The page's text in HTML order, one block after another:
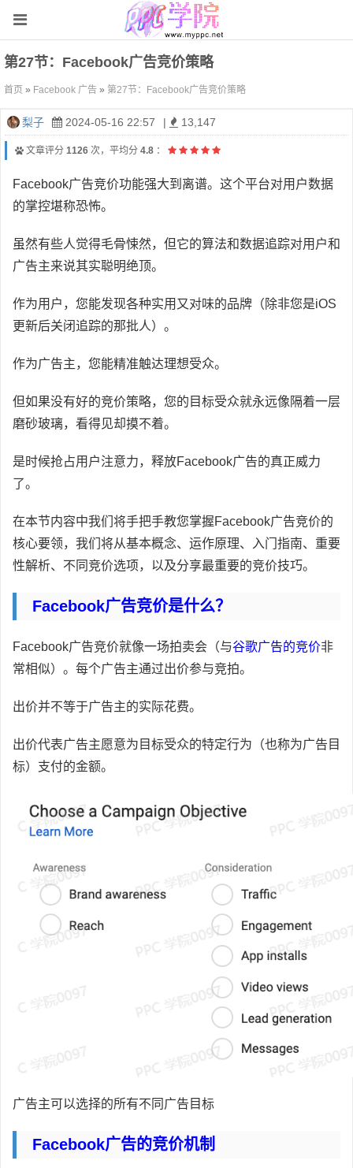
第27节：Facebook广告竞价策略
首页 » Facebook 广告 » 第27节：Facebook广告竞价策略
梨子 2024-05-16 22:57 | 13,147
文章评分 1126 次，平均分 4.8 ：
Facebook广告竞价功能强大到离谱。这个平台对用户数据
的掌控堪称恐怖。
虽然有些人觉得毛骨悚然，但它的算法和数据追踪对用户和
广告主来说其实聪明绝顶。
作为用户，您能发现各种实用又对味的品牌（除非您是iOS
更新后关闭追踪的那批人）。
作为广告主，您能精准触达理想受众。
但如果没有好的竞价策略，您的目标受众就永远像隔着一层
磨砂玻璃，看得见却摸不着。
是时候抢占用户注意力，释放Facebook广告的真正威力
了。
在本节内容中我们将手把手教您掌握Facebook广告竞价的
核心要领，我们将从基本概念、运作原理、入门指南、重要
性解析、不同竞价选项，以及分享最重要的竞价技巧。
Facebook广告竞价是什么？
Facebook广告竞价就像一场拍卖会（与谷歌广告的竞价非
常相似）。每个广告主通过出价参与竞拍。
出价并不等于广告主的实际花费。
出价代表广告主愿意为目标受众的特定行为（也称为广告目
标）支付的金额。
广告主可以选择的所有不同广告目标
Facebook广告的竞价机制